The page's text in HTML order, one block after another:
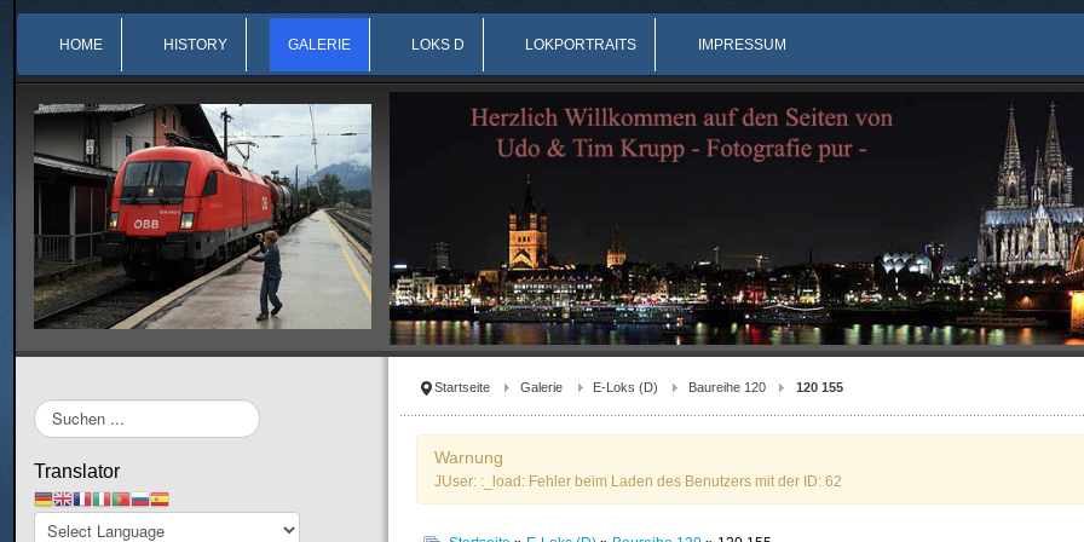
HOME HISTORY GALERIE LOKS D LOKPORTRAITS IMPRESSUM
Startseite Galerie E-Loks (D) Baureihe 120 120 155
Warnung
JUser: :_load: Fehler beim Laden des Benutzers mit der ID: 62
Suchen
...
Translator